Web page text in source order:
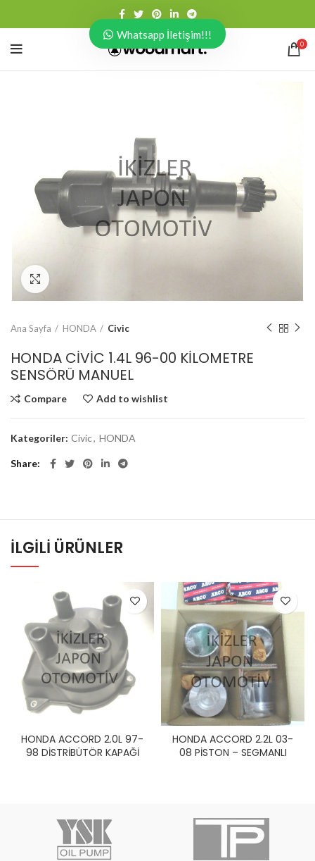
0
Ana Sayfa HONDA Civic
HONDA CİVİC 1.4L 96-00 KİLOMETRE
SENSÖRÜ MANUEL
Compare Add to wishlist
Kategoriler: Civic, HONDA
Share
İLGILI ÜRÜNLER
HONDA ACCORD 2.0L 97-
98 DİSTRİBÜTÖR KAPAĞİ
HONDA ACCORD 2.2L 03-
08 PİSTON – SEGMANLI
Whatsapp İletişim!!!